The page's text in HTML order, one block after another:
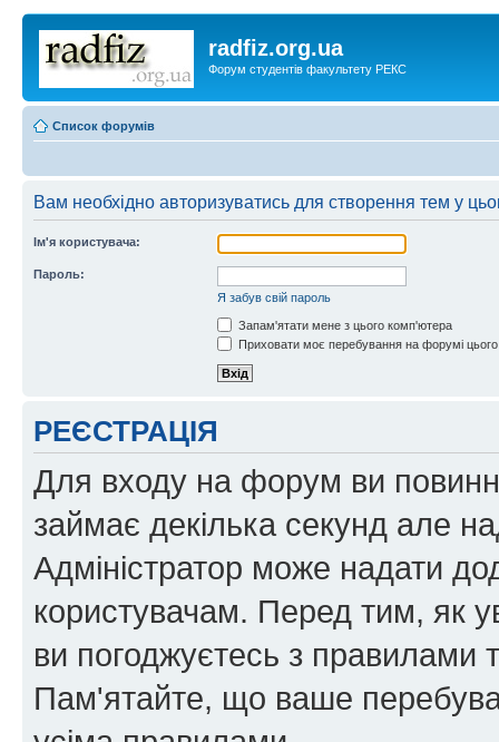
radfiz.org.ua
Форум студентів факультету РЕКС
Список форумів
Вам необхідно авторизуватись для створення тем у
Ім'я користувача:
Пароль:
Я забув свій пароль
Запам'ятати мене з цього комп'ютера
Приховати моє перебування на форумі
РЕЄСТРАЦІЯ
Для входу на форум ви
займає декілька секунд але
Адміністратор може надати
користувачам. Перед тим, як
ви погоджуєтесь з правилами
Пам'ятайте, що ваше